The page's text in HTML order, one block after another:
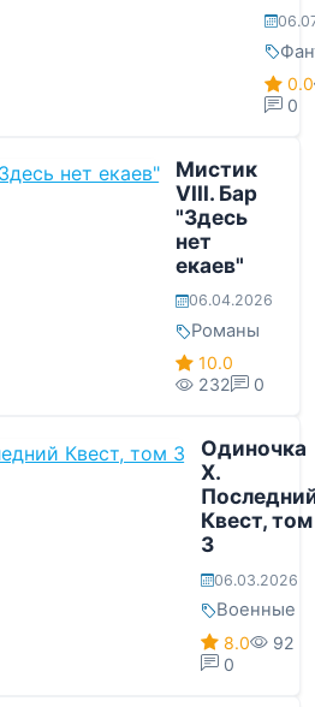
0.0
0
Мистик
VIII. Бар
"Здесь
нет
екаев"
06.04.2026
Романы
10.0
232
0
Одиночка
X.
Квест, том
3
06.03.2026
Военные
8.0
92
0